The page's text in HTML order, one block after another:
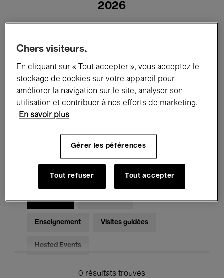
2026
Tous les événements Concerts
Expositions Films Performances
Rencontres & Débats
Musique classique Global Music
Musique électronique
Pour tous Kids’ Palace
Enseignement Visites guidées
Hosted Events
0 résultats trouvés
Chers visiteurs,
En cliquant sur « Tout accepter », vous acceptez le
stockage de cookies sur votre appareil pour
améliorer la navigation sur le site, analyser son
utilisation et contribuer à nos efforts de marketing.
En savoir plus
Gérer les péférences
Tout refuser Tout accepter